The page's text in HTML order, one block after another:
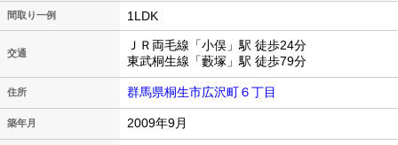
間取り一例 1LDK
交通
ＪＲ両毛線「小俣」駅 徒歩24分
東武桐生線「藪塚」駅 徒歩79分
住所 群馬県桐生市広沢町６丁目
築年月 2009年9月